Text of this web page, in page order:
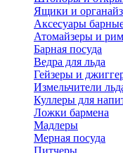
Ящики и
Аксесуары
Атомайзеры и
Барная посуда
Ведра для льда
Гейзеры и
Измельчители
Куллеры для
Ложки бармена
Мадлеры
Мерная посуда
Питчеры